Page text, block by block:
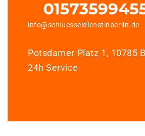
info@schluesseldienstinberlin.de
Potsdamer Platz 1, 10785
24h Service